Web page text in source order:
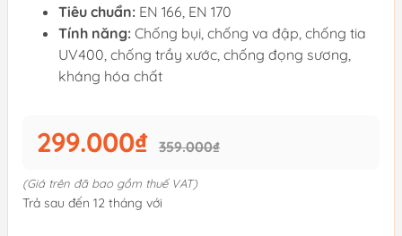
Tiêu chuẩn: EN 166, EN 170
Tính năng: Chống bụi, chống va đập, chống tia
UV400, chống trầy xước, chống đọng sương,
kháng hóa chất
299.000₫ 359.000₫
(Giá trên đã bao gồm thuế VAT)
Trả sau đến 12 tháng với